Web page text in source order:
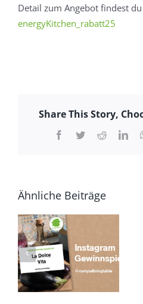
Detail zum Angebot findest
energyKitchen_rabatt25
Share This Story,
Facebook
TwitterReddit
Ähnliche Beiträge
ENERGY
KITCHEN IM
BÄRNERBÄR